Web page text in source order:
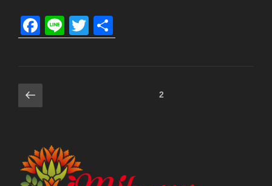
F
a
e
b
o
k
Li
n
T
wi 有
投
稿
ゲ
ー
前
の
ジ
ページ2